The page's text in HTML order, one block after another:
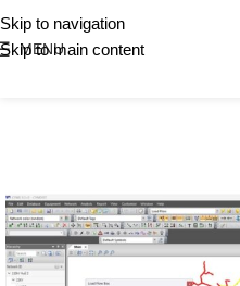
Skip to navigation
Skip to main content
MENU